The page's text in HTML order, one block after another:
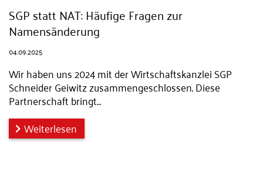
SGP statt NAT: Häufige Fragen zur
Namensänderung
04.09.2025
Wir haben uns 2024 mit der Wirtschaftskanzlei SGP
Schneider Geiwitz zusammengeschlossen. Diese
Partnerschaft bringt…
Weiterlesen